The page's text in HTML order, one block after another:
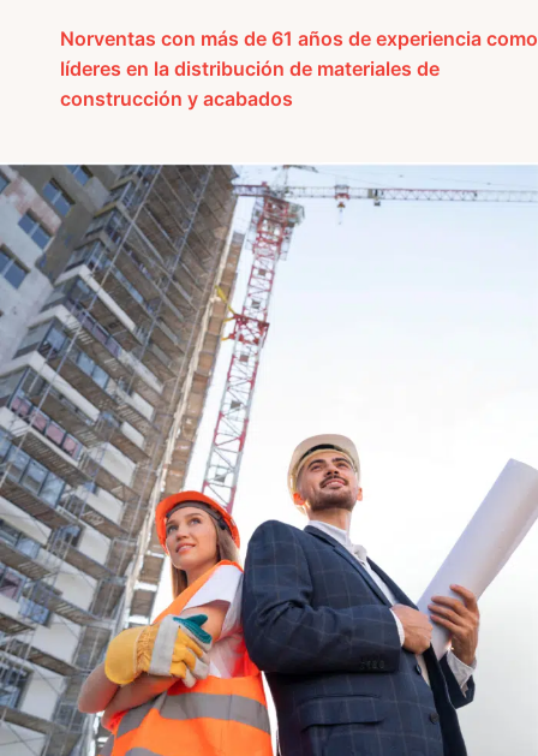
Norventas con más de 61 años de experiencia como
líderes en la distribución de materiales de
construcción y acabados